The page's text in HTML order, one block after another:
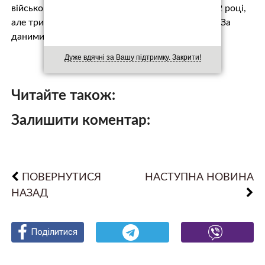
Дуже вдячні за Вашу підтримку. Закрити!
військовослужбовцю, який мобілізувався у 2022 році,
але тривалий час не з’являвся до місця служби. За
даними с…
Читайте також:
Залишити коментар:
ПОВЕРНУТИСЯ
НАЗАД
НАСТУПНА НОВИНА
Поділитися
Поділитися
Поділитися